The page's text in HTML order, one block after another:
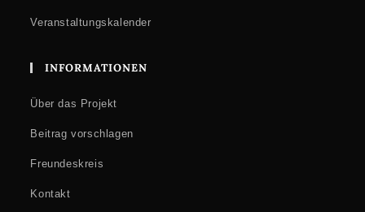
Veranstaltungskalender
INFORMATIONEN
Über das Projekt
Beitrag vorschlagen
Freundeskreis
Kontakt